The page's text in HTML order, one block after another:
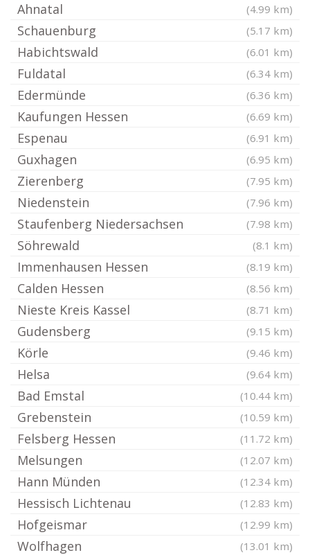
Ahnatal (4.99 km)
Schauenburg (5.17 km)
Habichtswald (6.01 km)
Fuldatal (6.34 km)
Edermünde (6.36 km)
Kaufungen Hessen (6.69 km)
Espenau (6.91 km)
Guxhagen (6.95 km)
Zierenberg (7.95 km)
Niedenstein (7.96 km)
Staufenberg Niedersachsen (7.98 km)
Söhrewald (8.1 km)
Immenhausen Hessen (8.19 km)
Calden Hessen (8.56 km)
Nieste Kreis Kassel (8.71 km)
Gudensberg (9.15 km)
Körle (9.46 km)
Helsa (9.64 km)
Bad Emstal (10.44 km)
Grebenstein (10.59 km)
Felsberg Hessen (11.72 km)
Melsungen (12.07 km)
Hann Münden (12.34 km)
Hessisch Lichtenau (12.83 km)
Hofgeismar (12.99 km)
Wolfhagen (13.01 km)